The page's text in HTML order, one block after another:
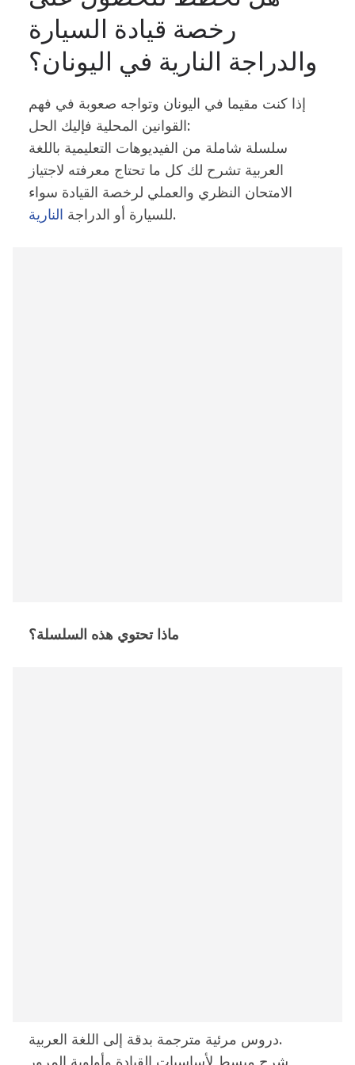
رخصة قيادة السيارة
والدراجة النارية في اليونان؟
إذا كنت مقيما في اليونان وتواجه صعوبة في فهم
القوانين المحلية فإليك الحل:
سلسلة شاملة من الفيديوهات التعليمية باللغة
العربية تشرح لك كل ما تحتاج معرفته لاجتياز
الامتحان النظري والعملي لرخصة القيادة سواء
للسيارة أو الدراجة النارية .
ماذا تحتوي هذه السلسلة؟
دروس مرئية مترجمة بدقة إلى اللغة العربية.